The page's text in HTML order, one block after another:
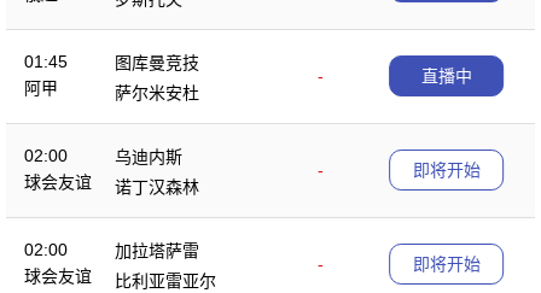
01:45
阿甲
图库曼竞技
-
萨尔米安杜
直播中
02:00
球会友谊
乌迪内斯
-
诺丁汉森林
即将开始
02:00
球会友谊
加拉塔萨雷
-
比利亚雷亚尔
即将开始